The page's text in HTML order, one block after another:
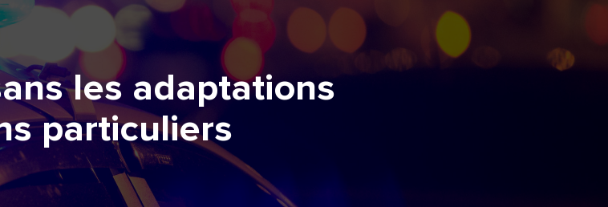
les adaptations
particuliers